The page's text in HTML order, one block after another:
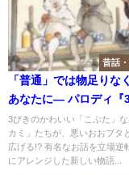
昔話
「普通」では物足りな
あなたに― パロディ『
わいいオオカミ』
3びきのかわいい「こぶた」
カミ」たちが、悪いおおブタ
広げる!? 有名なお話を立場逆
にアレンジした新しい物語...